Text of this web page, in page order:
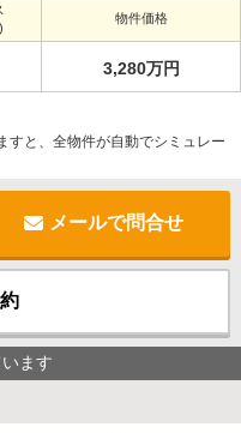
物件価格
3,280万円
すと、全物件が自動でシミュレー
メールで問合せ
ます